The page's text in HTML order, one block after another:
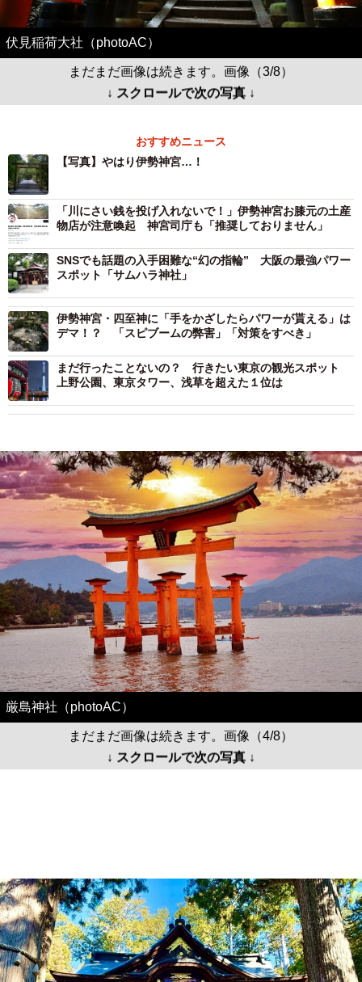
伏見稲荷大社（photoAC）
まだまだ画像は続きます。画像（3/8）
↓ スクロールで次の写真 ↓
おすすめニュース
【写真】やはり伊勢神宮…！
「川にさい銭を投げ入れないで！」伊勢神宮お膝元の土産
物店が注意喚起 神宮司庁も「推奨しておりません」
SNSでも話題の入手困難な“幻の指輪” 大阪の最強パワー
スポット「サムハラ神社」
伊勢神宮・四至神に「手をかざしたらパワーが貰える」は
デマ！？ 「スピブームの弊害」「対策をすべき」
まだ行ったことないの？ 行きたい東京の観光スポット
上野公園、東京タワー、浅草を超えた１位は
厳島神社（photoAC）
まだまだ画像は続きます。画像（4/8）
↓ スクロールで次の写真 ↓